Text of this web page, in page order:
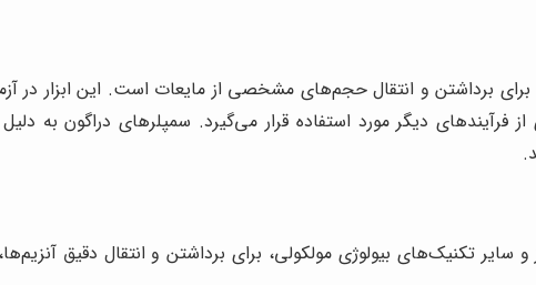
برای برداشتن و انتقال حجم‌های مشخصی از مایعات است. این ابزار در
دیگر مورد استفاده قرار می‌گیرد. سمپلرهای دراگون به